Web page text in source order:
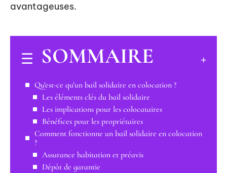
avantageuses.
SOMMAIRE
Qu’est-ce qu’un bail solidaire en colocation ?
Les éléments clés du bail solidaire
Les implications pour les colocataires
Bénéfices pour les propriétaires
Comment fonctionne un bail solidaire en colocation
?
Assurance habitation et préavis
Dépôt de garantie